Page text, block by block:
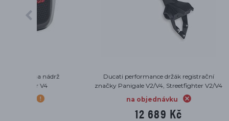
Ducati víčko nádrže černé Panigale,
Streetfighter, Diavel
na objednávku